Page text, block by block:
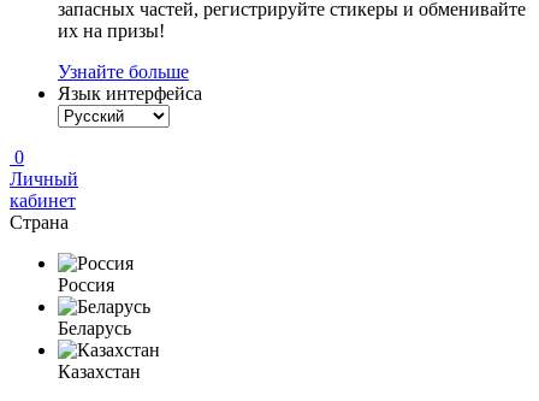
запасных частей, регистрируйте стикеры и обменивайте
их на призы!
Узнайте больше
Язык интерфейса
0
Личный
кабинет
Страна
Россия
Беларусь
Казахстан